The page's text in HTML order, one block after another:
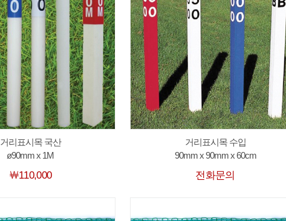
거리표시목 국산
ø90mm x 1M
￦110,000
거리표시목 수입
90mm x 90mm x 60cm
전화문의